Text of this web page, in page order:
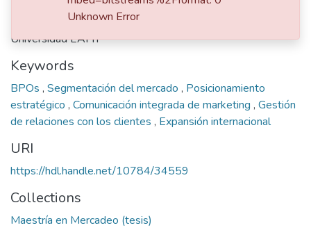
Publisher
Universidad EAFIT
Keywords
BPOs , Segmentación del mercado , Posicionamiento
estratégico , Comunicación integrada de marketing , Gestión
de relaciones con los clientes , Expansión internacional
URI
https://hdl.handle.net/10784/34559
Collections
Maestría en Mercadeo (tesis)
Unknown Error